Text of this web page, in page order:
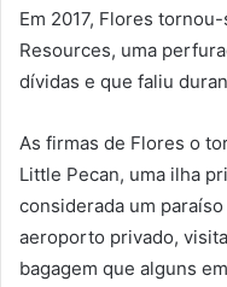
Em 2017, Flores
Resources, uma
dívidas e que faliu
As firmas de Flores o
Little Pecan, uma ilha
considerada um
aeroporto privado,
bagagem que alguns